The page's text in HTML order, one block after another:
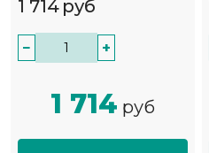
1 714 руб
− +
1 714 руб